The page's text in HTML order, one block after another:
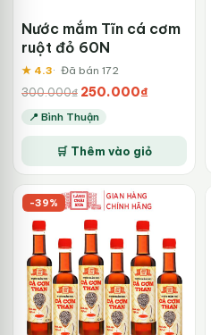
Nước mắm Tĩn cá cơm
ruột đỏ 60N
★ 4.3
Đã bán 172
300.000₫ Giá
gốc
là:
300.000₫.
250.000₫
là:
250.000₫.
📍 Bình Thuận
🛒 Thêm vào giỏ
-39%